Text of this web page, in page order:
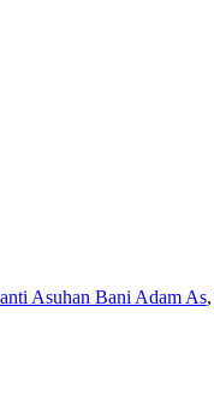
Asuhan Bani Adam As,